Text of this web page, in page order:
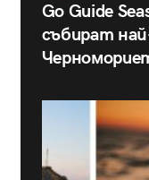
Go Guide
събират